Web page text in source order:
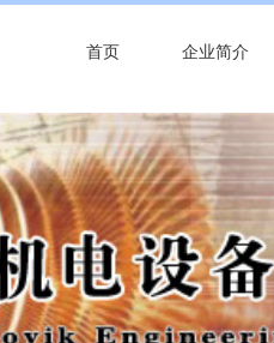
首页 企业简介